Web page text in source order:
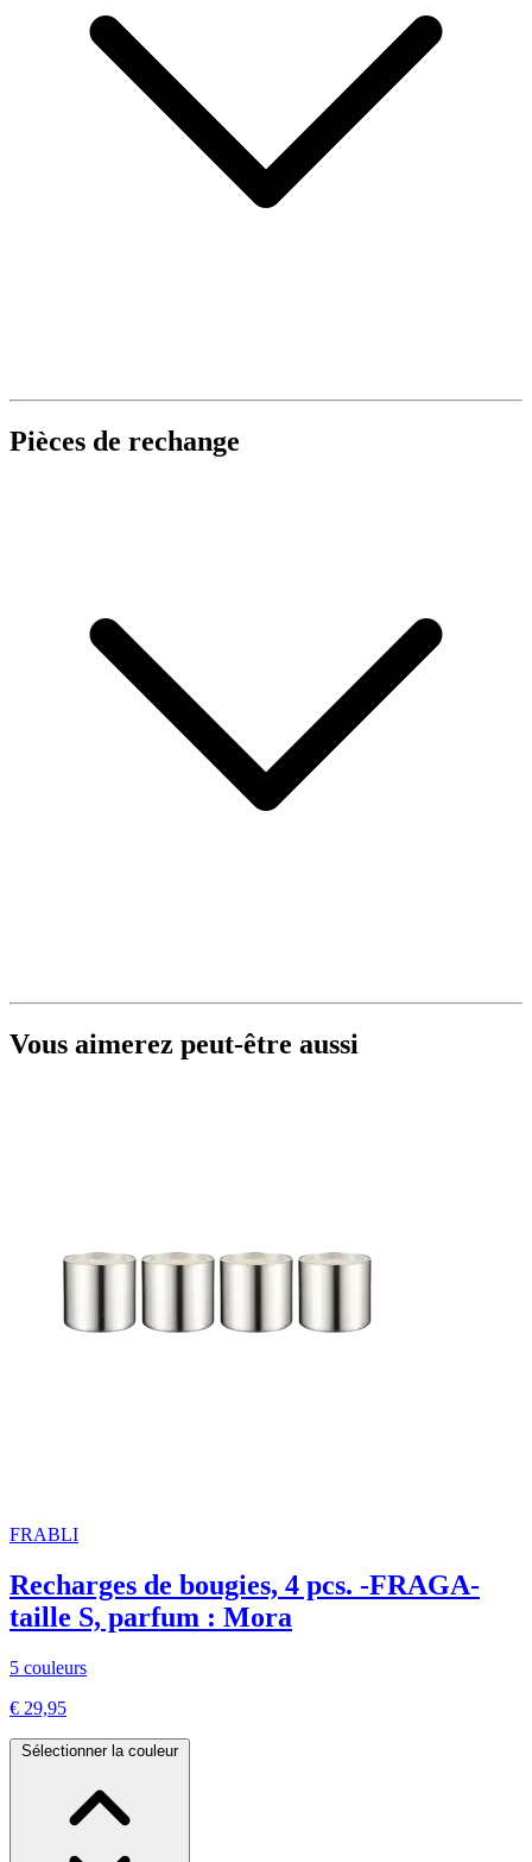
Pièces de rechange
Vous aimerez peut-être aussi
FRABLI
Recharges de bougies, 4 pcs. -FRAGA-
taille S, parfum : Mora
5 couleurs
€ 29,95
Sélectionner la couleur